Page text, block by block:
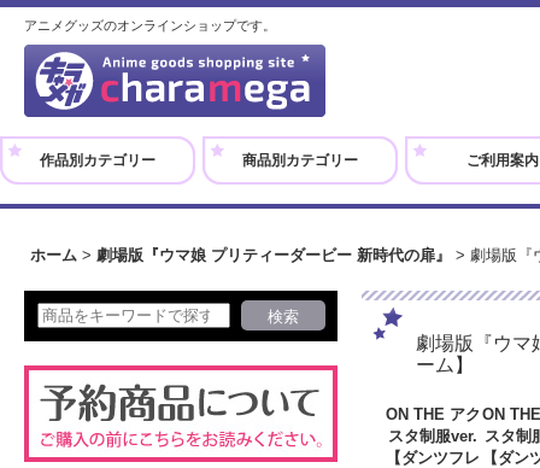
アニメグッズのオンラインショップです。
作品別カテゴリー 商品別カテゴリー ご利用案内
ホーム > 劇場版『ウマ娘 プリティーダービー 新時代の扉』 > 劇場版『
劇場版『ウマ
ーム】
ON THE アク
スタ制服ver.
【ダンツフレ
ON
スタ制
【ダン